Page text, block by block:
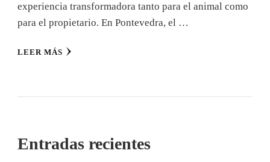
experiencia transformadora tanto para el animal como
para el propietario. En Pontevedra, el …
LEER MÁS
Entradas recientes